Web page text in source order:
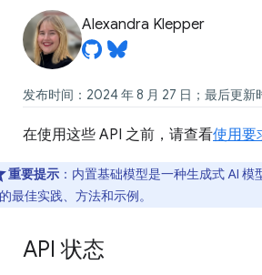
Alexandra Klepper
发布时间：2024 年 8 月 27 日；最后更新
在使用这些 API 之前，请查看使用要
重要提示 ：内置基础模型是一种生成式 AI
最佳实践、方法和示例。
API 状态